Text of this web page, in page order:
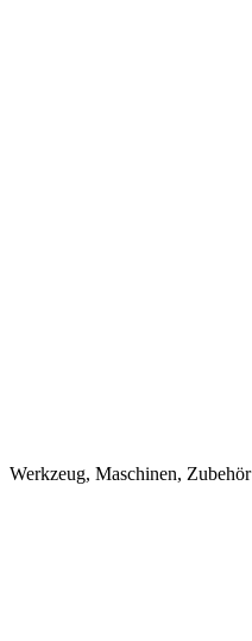
Werkzeug, Maschinen, Zubehör